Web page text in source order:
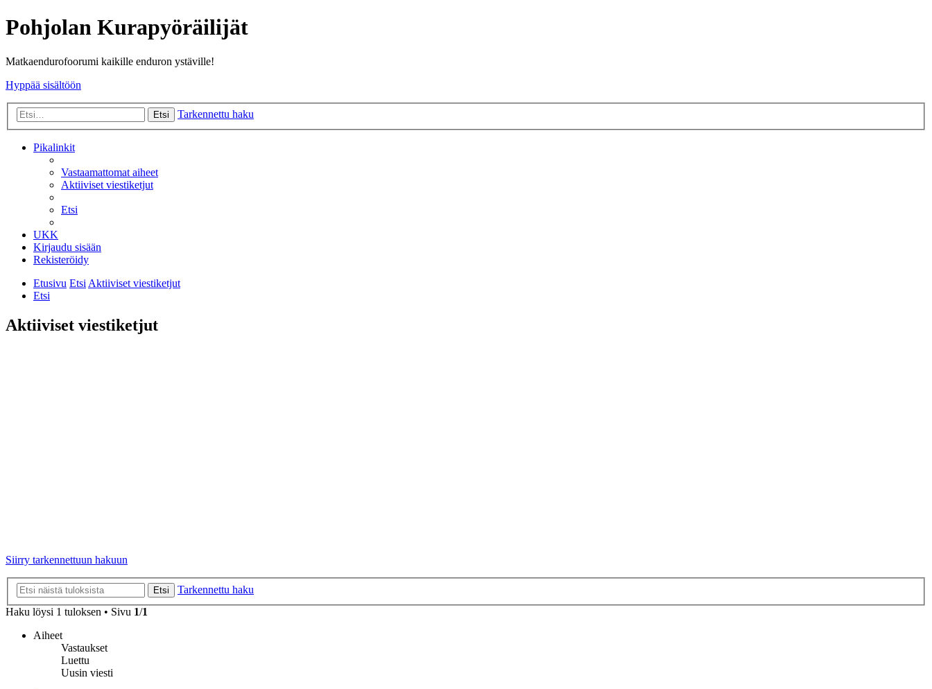
Pohjolan Kurapyöräilijät
Matkaendurofoorumi kaikille enduron ystäville!
Hyppää sisältöön
Etsi Tarkennettu haku
Pikalinkit
Vastaamattomat aiheet
Aktiiviset viestiketjut
Etsi
UKK
Kirjaudu sisään
Rekisteröidy
Etusivu EtsiAktiiviset viestiketjut
Etsi
Aktiiviset viestiketjut
Siirry tarkennettuun hakuun
Etsi
Tarkennettu haku
Haku löysi 1 tuloksen • Sivu 1/1
Aiheet
Vastaukset
Luettu
Uusin viesti